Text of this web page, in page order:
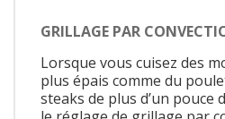
GRILLAGE PAR
Lorsque vous cuisez des
plus épais comme du
steaks de plus d’un pouce